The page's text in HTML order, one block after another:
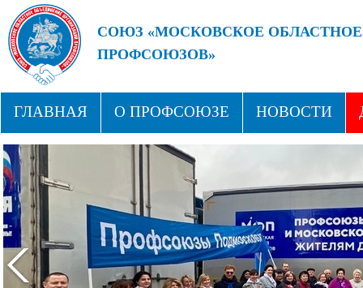
СОЮЗ «МОСКОВСКОЕ
ПРОФСОЮЗОВ»
ГЛАВНАЯ О ПРОФСОЮЗЕ НОВОСТИ
СТРУКТУРА ПРОФСОЮЗНЫЕ ЗДРАВНИЦЫ